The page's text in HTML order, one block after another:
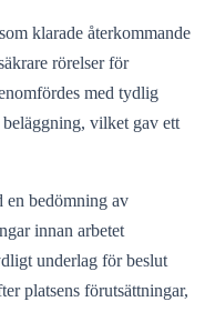
klarade återkommande
rörelser för
med tydlig
vilket gav ett
en bedömning av
innan arbetet
underlag för beslut
platsens förutsättningar,